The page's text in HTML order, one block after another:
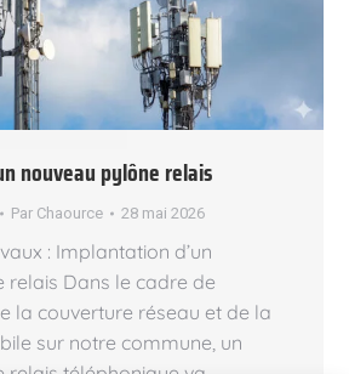
nouveau pylône relais
Par Chaource 28 mai 2026
: Implantation d’un
relais Dans le cadre de
la couverture réseau et de la
sur notre commune, un